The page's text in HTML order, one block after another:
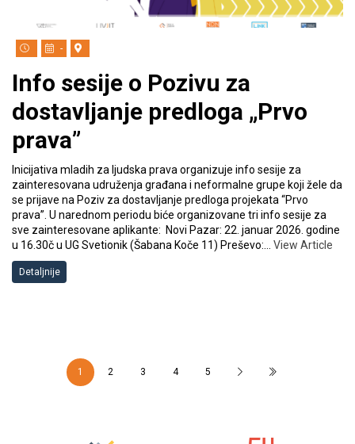
-
Info sesije o Pozivu za
dostavljanje predloga „Prvo
prava”
Inicijativa mladih za ljudska prava organizuje info sesije za
zainteresovana udruženja građana i neformalne grupe koji žele da
se prijave na Poziv za dostavljanje predloga projekata “Prvo
prava”. U narednom periodu biće organizovane tri info sesije za
sve zainteresovane aplikante: Novi Pazar: 22. januar 2026. godine
u 16.30č u UG Svetionik (Šabana Koče 11) Preševo:… View Article
Detaljnije
1 2 3 4 5